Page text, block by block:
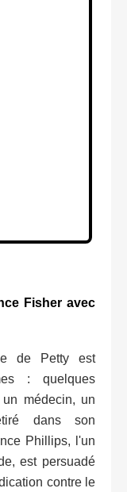
Fisher avec
de Petty est
: quelques
médecin, un
dans son
Phillips, l'un
est persuadé
contre le